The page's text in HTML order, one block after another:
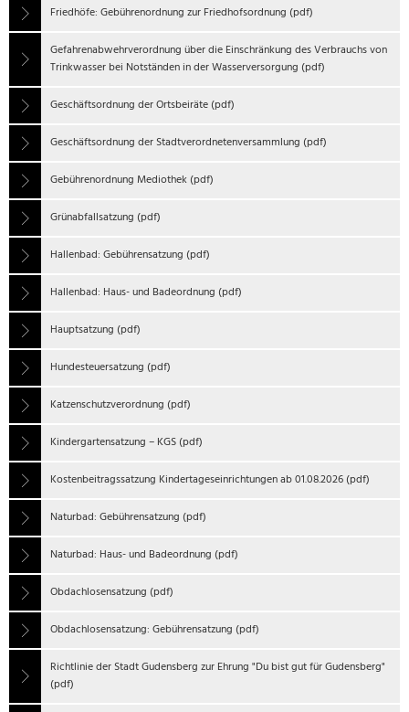
Friedhöfe: Gebührenordnung zur Friedhofsordnung (pdf)
Gefahrenabwehrverordnung über die Einschränkung des Verbrauchs von
Trinkwasser bei Notständen in der Wasserversorgung (pdf)
Geschäftsordnung der Ortsbeiräte (pdf)
Geschäftsordnung der Stadtverordnetenversammlung (pdf)
Gebührenordnung Mediothek (pdf)
Grünabfallsatzung (pdf)
Hallenbad: Gebührensatzung (pdf)
Hallenbad: Haus- und Badeordnung (pdf)
Hauptsatzung (pdf)
Hundesteuersatzung (pdf)
Katzenschutzverordnung (pdf)
Kindergartensatzung – KGS (pdf)
Kostenbeitragssatzung Kindertageseinrichtungen ab 01.08.2026 (pdf)
Naturbad: Gebührensatzung (pdf)
Naturbad: Haus- und Badeordnung (pdf)
Obdachlosensatzung (pdf)
Obdachlosensatzung: Gebührensatzung (pdf)
Richtlinie der Stadt Gudensberg zur Ehrung "Du bist gut für Gudensberg"
(pdf)